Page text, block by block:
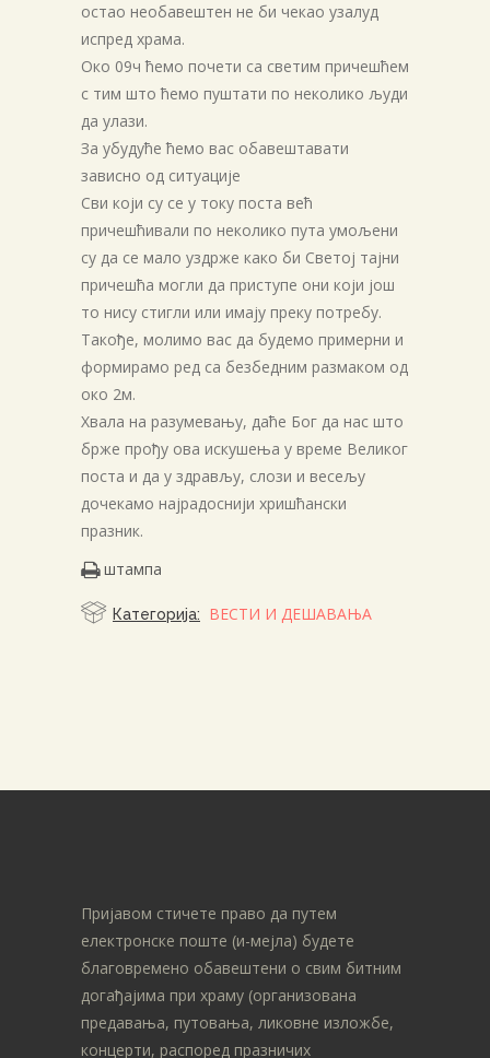
остао необавештен не би чекао узалуд
испред храма.
Око 09ч ћемо почети са светим причешћем
с тим што ћемо пуштати по неколико људи
да улази.
За убудуће ћемо вас обавештавати
зависно од ситуације
Сви који су се у току поста већ
причешћивали по неколико пута умољени
су да се мало уздрже како би Светој тајни
причешћа могли да приступе они који још
то нису стигли или имају преку потребу.
Такође, молимо вас да будемо примерни и
формирамо ред са безбедним размаком од
око 2м.
Хвала на разумевању, даће Бог да нас што
брже прођу ова искушења у време Великог
поста и да у здрављу, слози и весељу
дочекамо најрадоснији хришћански
празник.
штампа
Категорија: ВЕСТИ И ДЕШАВАЊА
Пријавом стичете право да путем
електронске поште (и-мејла) будете
благовремено обавештени о свим битним
догађајима при храму (организована
предавања, путовања, ликовне изложбе,
концерти, распоред празничих